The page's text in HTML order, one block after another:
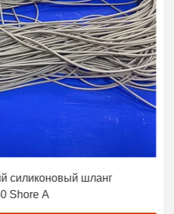
силиконовый шланг
Shore A